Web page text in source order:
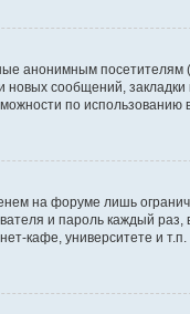
анонимным посетителям
новых сообщений,
по
на форуме лишь
и пароль каждый
кафе, университете и т.п.